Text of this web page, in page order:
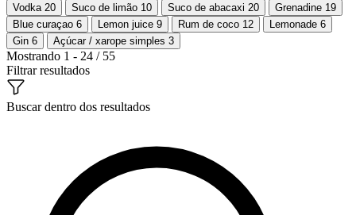
Vodka 20 Suco de limão 10 Suco de abacaxi 20 Grenadine 19
Blue curaçao 6 Lemon juice 9 Rum de coco 12 Lemonade 6
Gin 6 Açúcar / xarope simples 3
Mostrando 1 - 24 / 55
Filtrar resultados
Buscar dentro dos resultados